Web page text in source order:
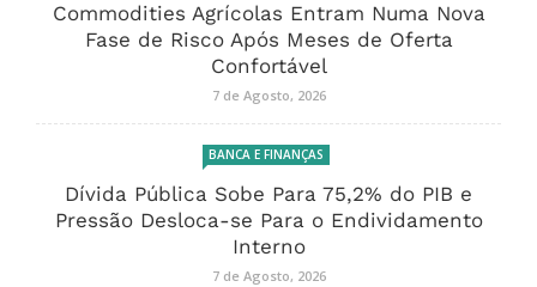
Commodities Agrícolas Entram Numa Nova
Fase de Risco Após Meses de Oferta
Confortável
7 de Agosto, 2026
BANCA E FINANÇAS
Dívida Pública Sobe Para 75,2% do PIB e
Pressão Desloca-se Para o Endividamento
Interno
7 de Agosto, 2026